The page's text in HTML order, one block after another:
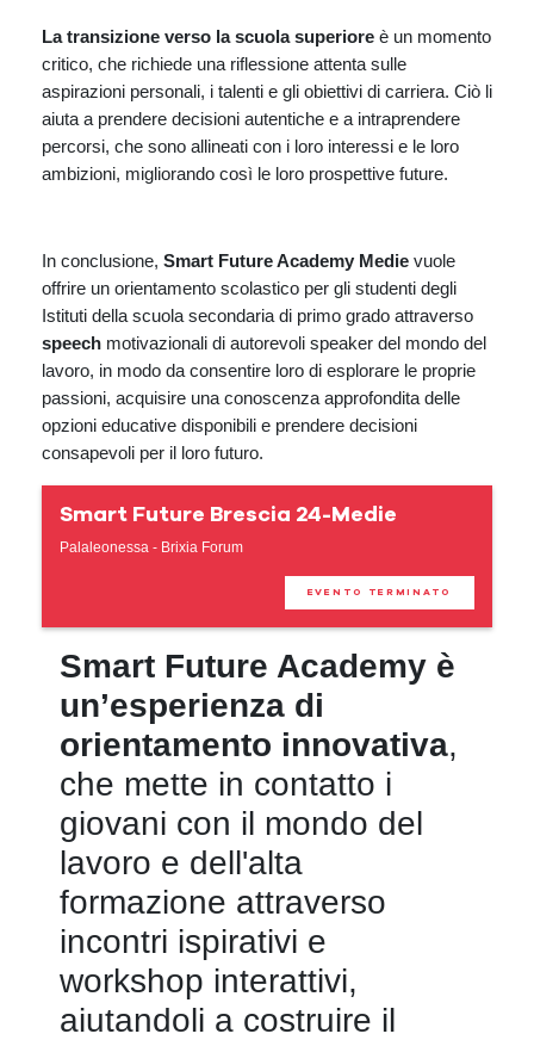
La transizione verso la scuola superiore è un momento
critico, che richiede una riflessione attenta sulle
aspirazioni personali, i talenti e gli obiettivi di carriera. Ciò li
aiuta a prendere decisioni autentiche e a intraprendere
percorsi, che sono allineati con i loro interessi e le loro
ambizioni, migliorando così le loro prospettive future.
In conclusione, Smart Future Academy Medie vuole
offrire un orientamento scolastico per gli studenti degli
Istituti della scuola secondaria di primo grado attraverso
speech motivazionali di autorevoli speaker del mondo del
lavoro, in modo da consentire loro di esplorare le proprie
passioni, acquisire una conoscenza approfondita delle
opzioni educative disponibili e prendere decisioni
consapevoli per il loro futuro.
Smart Future Brescia 24-Medie
Palaleonessa - Brixia Forum
EVENTO TERMINATO
Smart Future Academy è
un’esperienza di
orientamento innovativa,
che mette in contatto i
giovani con il mondo del
lavoro e dell'alta
formazione attraverso
incontri ispirativi e
workshop interattivi,
aiutandoli a costruire il